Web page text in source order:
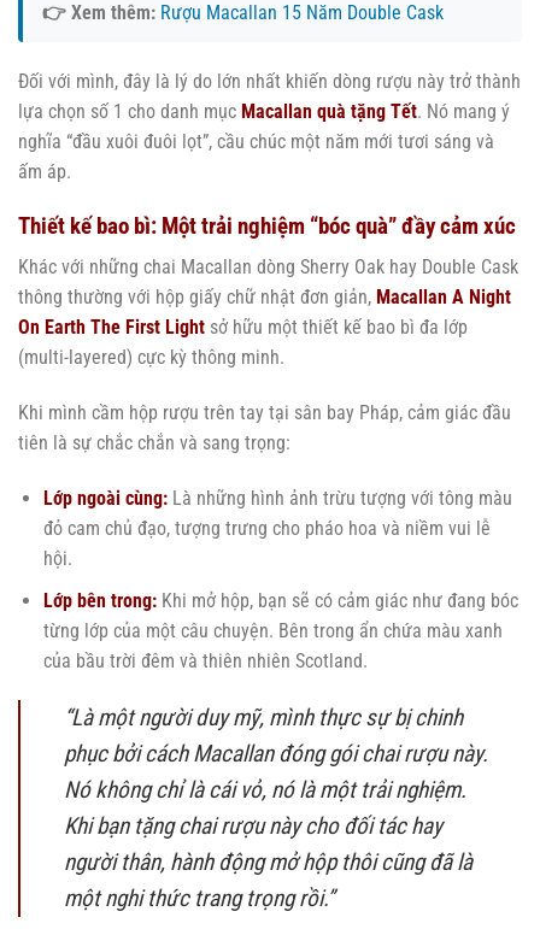
👉 Xem thêm: Rượu Macallan 15 Năm Double Cask
Đối với mình, đây là lý do lớn nhất khiến dòng rượu này trở thành
lựa chọn số 1 cho danh mục Macallan quà tặng Tết. Nó mang ý
nghĩa “đầu xuôi đuôi lọt”, cầu chúc một năm mới tươi sáng và
ấm áp.
Thiết kế bao bì: Một trải nghiệm “bóc quà” đầy cảm xúc
Khác với những chai Macallan dòng Sherry Oak hay Double Cask
thông thường với hộp giấy chữ nhật đơn giản, Macallan A Night
On Earth The First Light sở hữu một thiết kế bao bì đa lớp
(multi-layered) cực kỳ thông minh.
Khi mình cầm hộp rượu trên tay tại sân bay Pháp, cảm giác đầu
tiên là sự chắc chắn và sang trọng:
Lớp ngoài cùng:Là những hình ảnh trừu tượng với tông màu
đỏ cam chủ đạo, tượng trưng cho pháo hoa và niềm vui lễ
hội.
Lớp bên trong:Khi mở hộp, bạn sẽ có cảm giác như đang bóc
từng lớp của một câu chuyện. Bên trong ẩn chứa màu xanh
của bầu trời đêm và thiên nhiên Scotland.
“Là một người duy mỹ, mình thực sự bị chinh
phục bởi cách Macallan đóng gói chai rượu này.
Nó không chỉ là cái vỏ, nó là một trải nghiệm.
Khi bạn tặng chai rượu này cho đối tác hay
người thân, hành động mở hộp thôi cũng đã là
một nghi thức trang trọng rồi.”